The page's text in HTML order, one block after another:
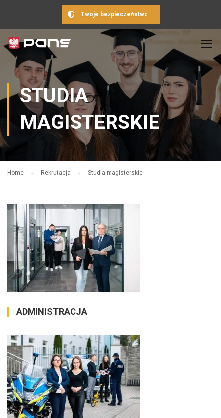
Twoje bezpieczeństwo
STUDIA
MAGISTERSKIE
Home Rekrutacja Studia magisterskie
ADMINISTRACJA